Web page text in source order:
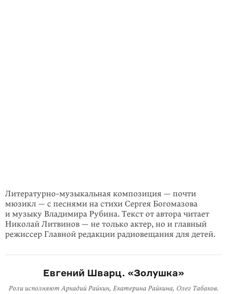
Литературно-музыкальная компо­зиция — почти
мюзикл — с песнями на стихи Сергея Богомазова
и музыку Владимира Рубина. Текст от автора читает
Николай Литвинов — не только актер, но и главный
режиссер Главной редакции радиовещания для детей.
Евгений Шварц. «Золушка»
Роли исполняют Аркадий Райкин, Екатерина Райкина, Олег Табаков.